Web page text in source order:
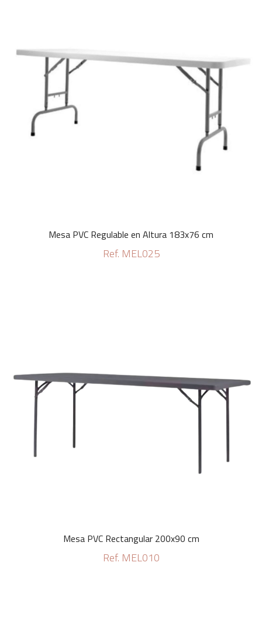
Mesa PVC Regulable en Altura 183x76 cm
Ref. MEL025
Mesa PVC Rectangular 200x90 cm
Ref. MEL010